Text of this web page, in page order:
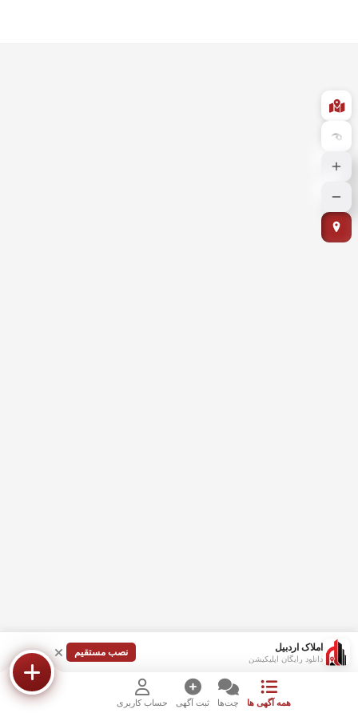
املاک اردبیل
دانلود رایگان اپلیکیشن
نصب مستقیم
همه آگهی ها چت‌ها ثبت آگهی حساب کاربری